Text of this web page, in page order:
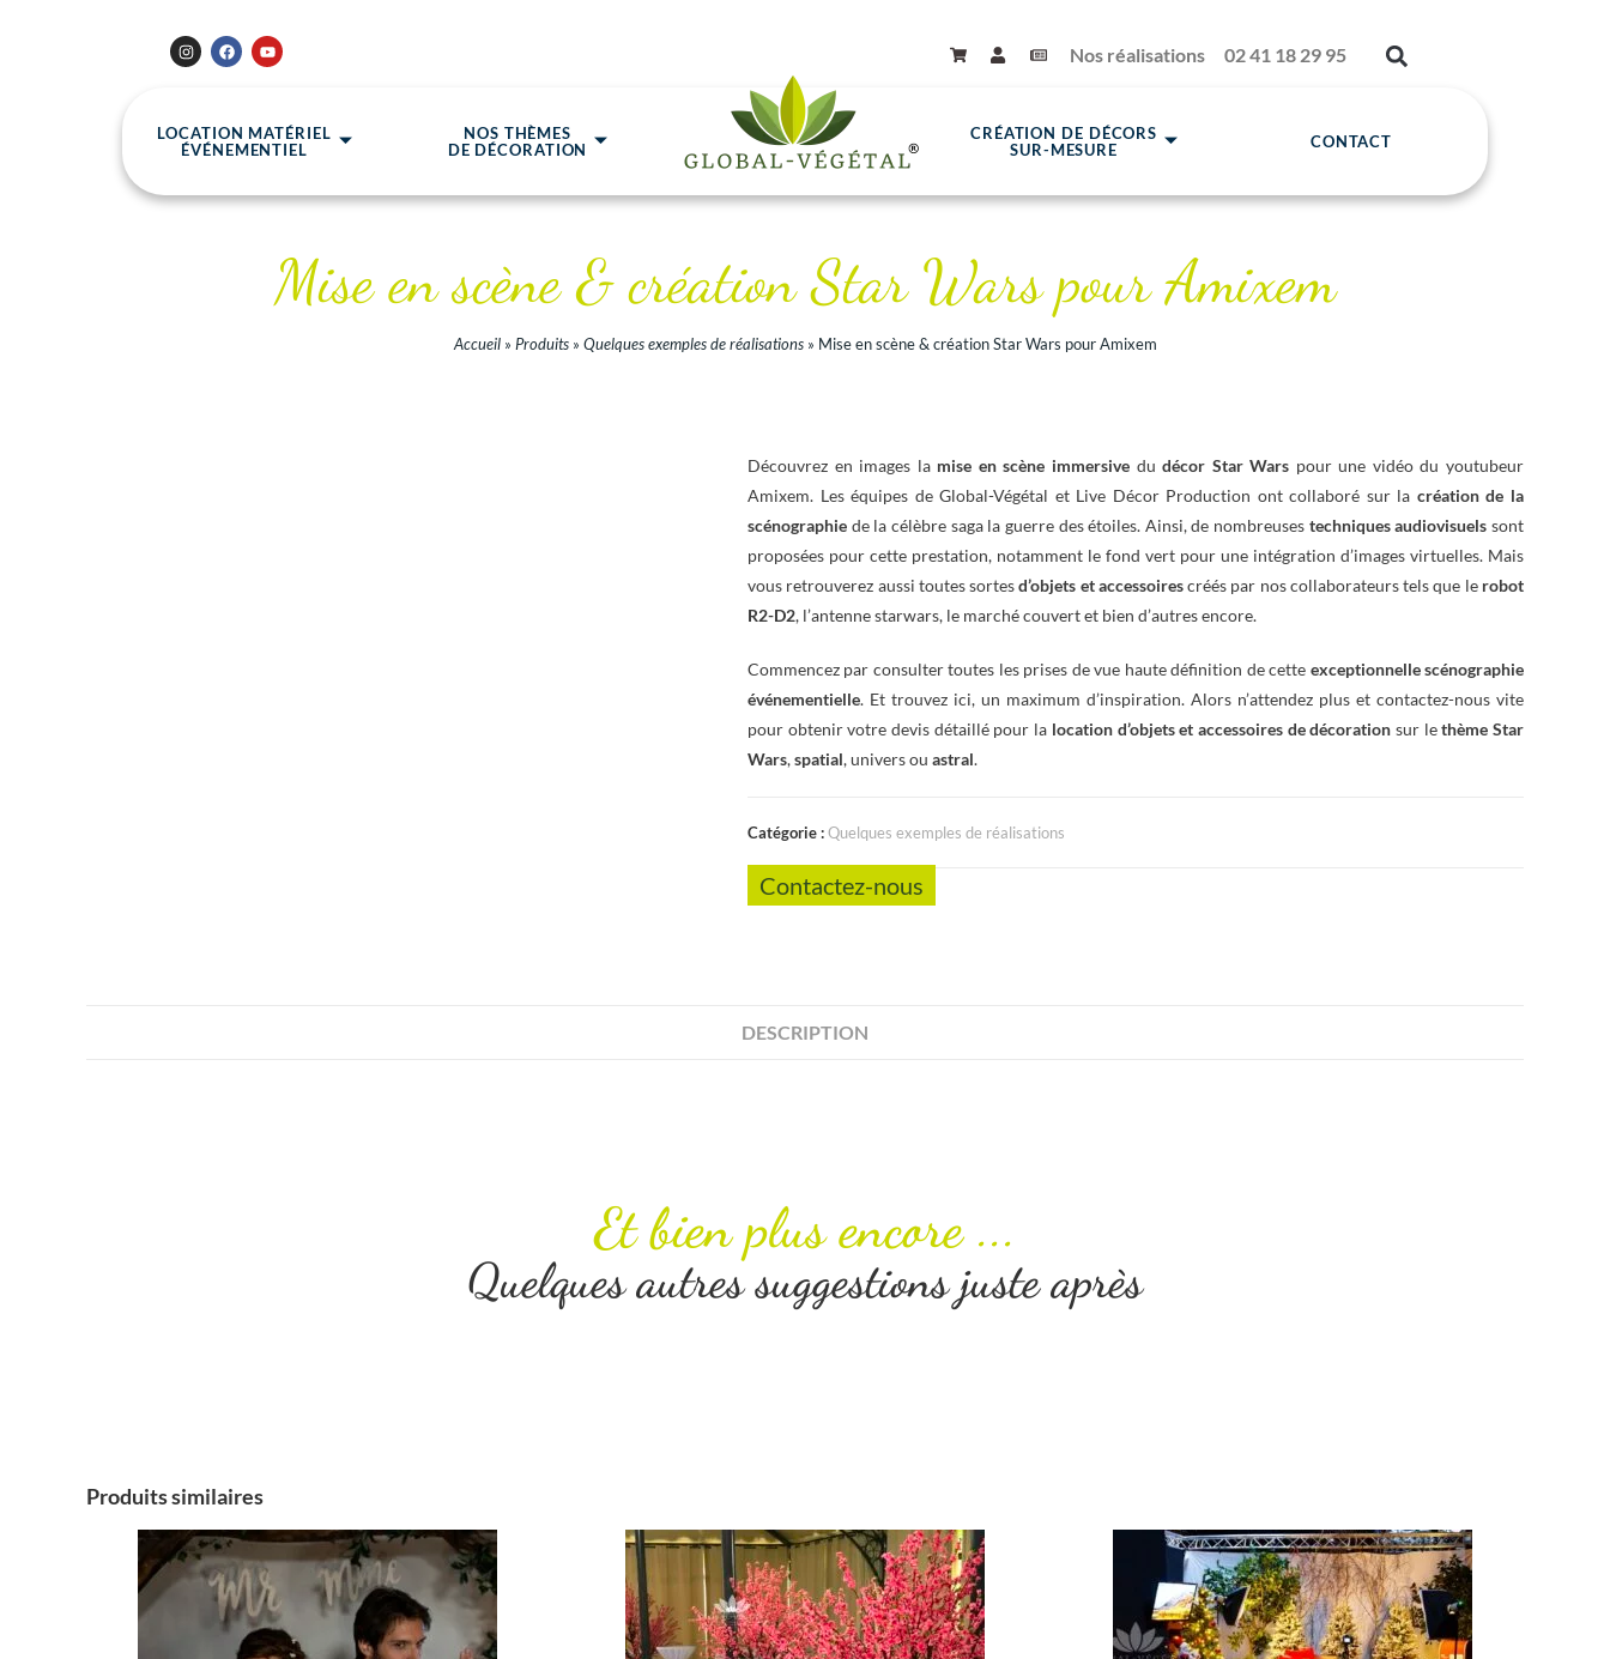
Nos réalisations 02 41 18 29 95
LOCATION MATÉRIEL
ÉVÉNEMENTIEL
NOS THÈMES
DE DÉCORATION
CRÉATION DE DÉCORS
SUR-MESURE
CONTACT
Mise en scène & création Star Wars pour Amixem
Accueil» Produits» Quelques exemples de réalisations» Mise en scène & création Star Wars pour Amixem
Découvrez en images la mise en scène immersivedudécor Star Wars pour une vidéo du youtubeur
Amixem. Les équipes de Global-Végétal et Live Décor Production ont collaboré sur la création de la
scénographie de la célèbre saga la guerre des étoiles. Ainsi, de nombreuses techniques audiovisuels sont
proposées pour cette prestation, notamment le fond vert pour une intégration d’images virtuelles. Mais
vous retrouverez aussi toutes sortesd’objets et accessoirescréés par nos collaborateurs tels que le robot
R2-D2, l’antenne starwars, le marché couvert et bien d’autres encore.
Commencez par consulter toutes les prises de vue haute définition de cette exceptionnelle scénographie
événementielle. Et trouvez ici, un maximum d’inspiration. Alors n’attendez plus et contactez-nous vite
pour obtenir votre devis détaillé pour la location d’objets et accessoires de décoration sur lethème Star
Wars,spatial, univers ou astral.
Catégorie :Quelques exemples de réalisations
Contactez-nous
DESCRIPTION
Et bien plus encore ...
Quelques autres suggestions juste après
Produits similaires